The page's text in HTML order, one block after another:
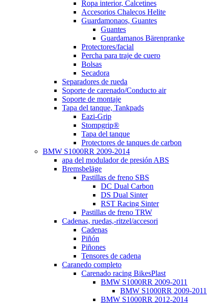
Ropa interior, Calcetines
Accesorios Chalecos Helite
Guardamonaos, Guantes
Guantes
Guardamanos Bärenpranke
Protectores/facial
Percha para traje de cuero
Bolsas
Secadora
Separadores de rueda
Soporte de carenado/Conducto air
Soporte de montaje
Tapa del tanque, Tankpads
Eazi-Grip
Stompgrip®
Tapa del tanque
Protectores de tanques de carbon
BMW S1000RR 2009-2014
apa del modulador de presión ABS
Bremsbeläge
Pastillas de freno SBS
DC Dual Carbon
DS Dual Sinter
RST Racing Sinter
Pastillas de freno TRW
Cadenas, ruedas,-ritzel/accesori
Cadenas
Piñón
Piñones
Tensores de cadena
Caranedo completo
Carenado racing BikesPlast
BMW S1000RR 2009-2011
BMW S1000RR 2009-2011
BMW S1000RR 2012-2014